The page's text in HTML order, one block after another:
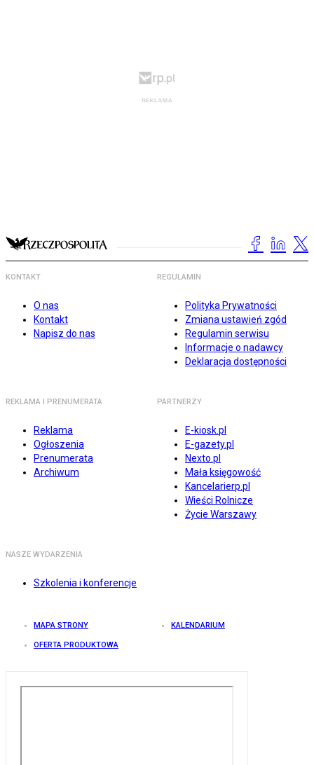
KONTAKT
O nas
Kontakt
Napisz do nas
REGULAMIN
Polityka Prywatności
Zmiana ustawień zgód
Regulamin serwisu
Informacje o nadawcy
Deklaracja dostępności
REKLAMA I PRENUMERATA
Reklama
Ogłoszenia
Prenumerata
Archiwum
PARTNERZY
E-kiosk.pl
E-gazety.pl
Nexto.pl
Mała księgowość
Kancelarierp.pl
Wieści Rolnicze
Życie Warszawy
NASZE WYDARZENIA
Szkolenia i konferencje
MAPA STRONY KALENDARIUM
OFERTA PRODUKTOWA